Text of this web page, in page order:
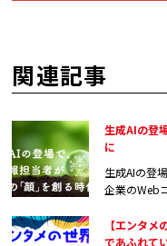
関連記事
生成AIの登
に
生成AIの登
企業のWeb
【エンタ
であふれて